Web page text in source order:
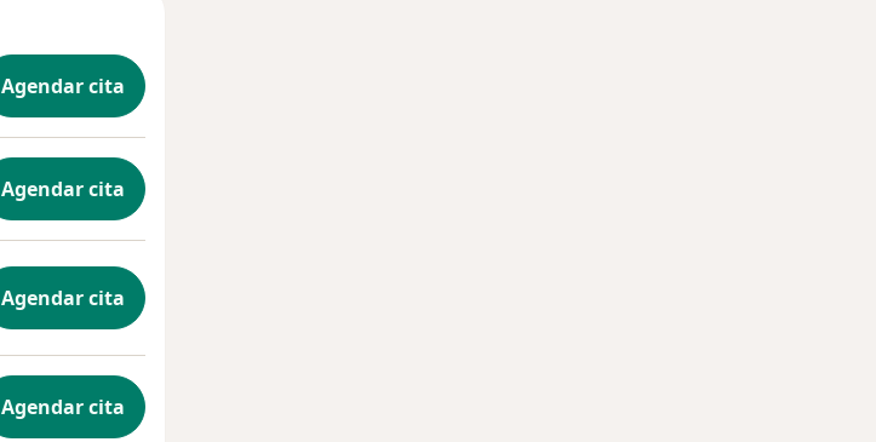
Agendar cita
Agendar cita
Agendar cita
Agendar cita